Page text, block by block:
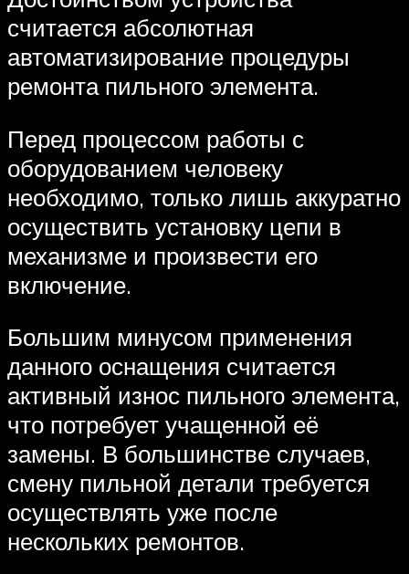
считается абсолютная
автоматизирование процедуры
ремонта пильного элемента.
Перед процессом работы с
оборудованием человеку
необходимо, только лишь аккуратно
осуществить установку цепи в
механизме и произвести его
включение.
Большим минусом применения
данного оснащения считается
активный износ пильного элемента,
что потребует учащенной её
замены. В большинстве случаев,
смену пильной детали требуется
осуществлять уже после
нескольких ремонтов.